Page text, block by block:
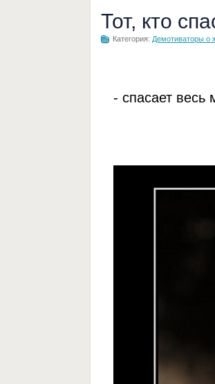
Тот, кто
Категория: Демотиваторы о
- спасает весь